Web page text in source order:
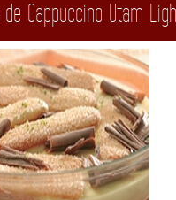
de Cappuccino Utam